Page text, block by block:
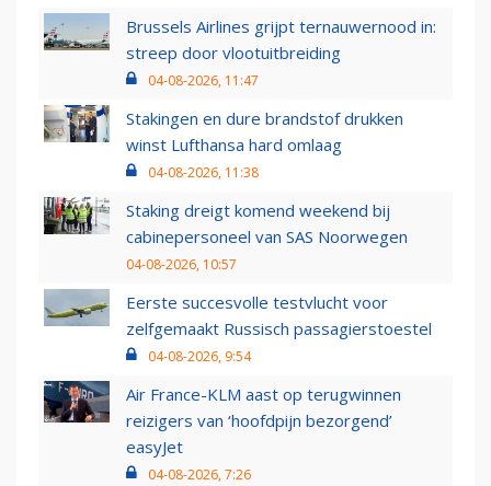
Brussels Airlines grijpt ternauwernood in:
streep door vlootuitbreiding
04-08-2026, 11:47
Stakingen en dure brandstof drukken
winst Lufthansa hard omlaag
04-08-2026, 11:38
Staking dreigt komend weekend bij
cabinepersoneel van SAS Noorwegen
04-08-2026, 10:57
Eerste succesvolle testvlucht voor
zelfgemaakt Russisch passagierstoestel
04-08-2026, 9:54
Air France-KLM aast op terugwinnen
reizigers van ‘hoofdpijn bezorgend’
easyJet
04-08-2026, 7:26